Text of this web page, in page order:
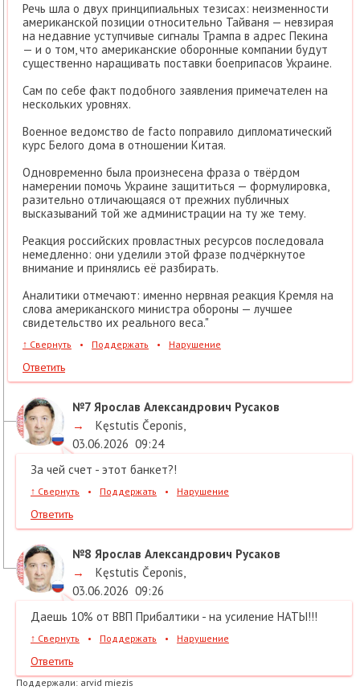
Речь шла о двух принципиальных тезисах: неизменности
американской позиции относительно Тайваня — невзирая
на недавние уступчивые сигналы Трампа в адрес Пекина
— и о том, что американские оборонные компании будут
существенно наращивать поставки боеприпасов Украине.
Сам по себе факт подобного заявления примечателен на
нескольких уровнях.
Военное ведомство de facto поправило дипломатический
курс Белого дома в отношении Китая.
Одновременно была произнесена фраза о твёрдом
намерении помочь Украине защититься — формулировка,
разительно отличающаяся от прежних публичных
высказываний той же администрации на ту же тему.
Реакция российских провластных ресурсов последовала
немедленно: они уделили этой фразе подчёркнутое
внимание и принялись её разбирать.
Аналитики отмечают: именно нервная реакция Кремля на
слова американского министра обороны — лучшее
свидетельство их реального веса."
↑ Свернуть • Поддержать • Нарушение
Ответить
№7 Ярослав Александрович Русаков
→
Kęstutis Čeponis,
03.06.2026 09:24
За чей счет - этот банкет?!
↑ Свернуть • Поддержать • Нарушение
Ответить
№8 Ярослав Александрович Русаков
→
Kęstutis Čeponis,
03.06.2026 09:26
Даешь 10% от ВВП Прибалтики - на усиление НАТЫ!!!
↑ Свернуть • Поддержать • Нарушение
Ответить
Поддержали: arvid miezis